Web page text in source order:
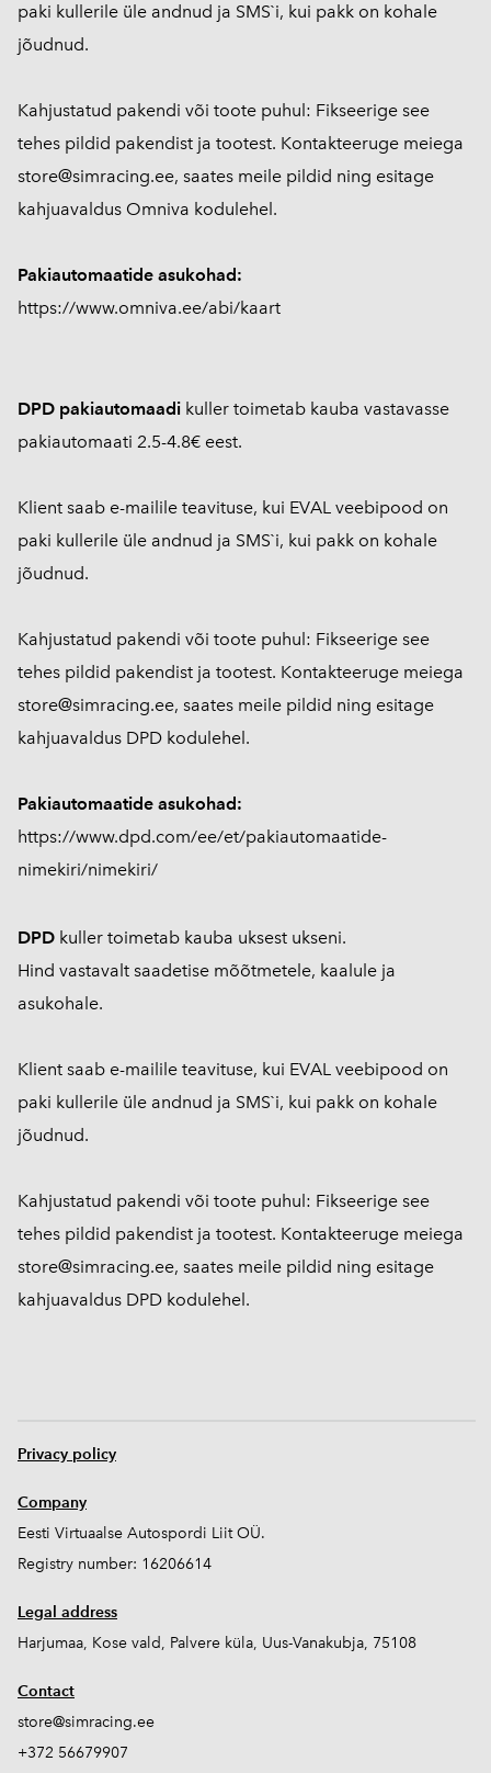
paki kullerile üle andnud ja SMS`i, kui pakk on kohale
jõudnud.
Kahjustatud pakendi või toote puhul: Fikseerige see
tehes pildid pakendist ja tootest. Kontakteeruge meiega
store@simracing.ee, saates meile pildid ning esitage
kahjuavaldus Omniva kodulehel.
Pakiautomaatide asukohad:
https://www.omniva.ee/abi/kaart
DPD pakiautomaadi kuller toimetab kauba vastavasse
pakiautomaati 2.5-4.8€ eest.
Klient saab e-mailile teavituse, kui EVAL veebipood on
paki kullerile üle andnud ja SMS`i, kui pakk on kohale
jõudnud.
Kahjustatud pakendi või toote puhul: Fikseerige see
tehes pildid pakendist ja tootest. Kontakteeruge meiega
store@simracing.ee, saates meile pildid ning esitage
kahjuavaldus DPD kodulehel.
Pakiautomaatide asukohad:
https://www.dpd.com/ee/et/pakiautomaatide-
nimekiri/nimekiri/
DPD kuller toimetab kauba uksest ukseni.
Hind vastavalt saadetise mõõtmetele, kaalule ja
asukohale.
Klient saab e-mailile teavituse, kui EVAL veebipood on
paki kullerile üle andnud ja SMS`i, kui pakk on kohale
jõudnud.
Kahjustatud pakendi või toote puhul: Fikseerige see
tehes pildid pakendist ja tootest. Kontakteeruge meiega
store@simracing.ee, saates meile pildid ning esitage
kahjuavaldus DPD kodulehel.
Privacy policy
Company
Eesti Virtuaalse Autospordi Liit OÜ.
Registry number: 16206614
Legal address
Harjumaa, Kose vald, Palvere küla, Uus-Vanakubja, 75108
Contact
store@simracing.ee
+372 56679907